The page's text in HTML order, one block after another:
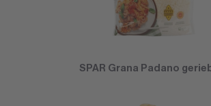
SPAR Grana Padano